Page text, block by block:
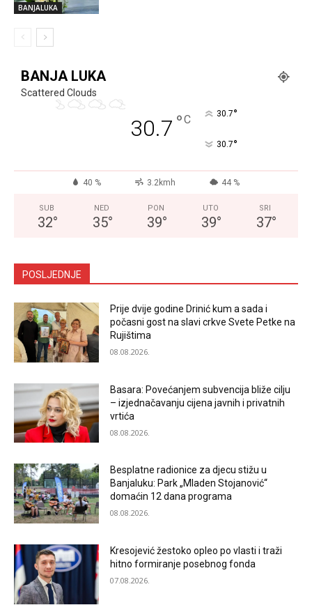
BANJALUKA
BANJA LUKA
Scattered Clouds
30.7 °C 30.7°
30.7°
40 % 3.2kmh 44 %
SUB
32°
NED
35°
PON
39°
UTO
39°
SRI
37°
POSLJEDNJE
Prije dvije godine Drinić kum a sada i
počasni gost na slavi crkve Svete Petke na
Rujištima
08.08.2026.
Basara: Povećanjem subvencija bliže cilju
– izjednačavanju cijena javnih i privatnih
vrtića
08.08.2026.
Besplatne radionice za djecu stižu u
Banjaluku: Park „Mladen Stojanović“
domaćin 12 dana programa
08.08.2026.
Kresojević žestoko opleo po vlasti i traži
hitno formiranje posebnog fonda
07.08.2026.